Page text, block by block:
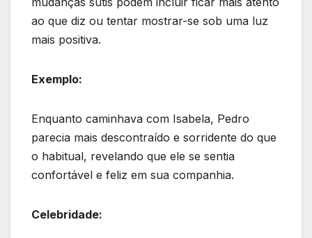
ao que diz ou tentar mostrar-se sob uma luz
mais positiva.
Exemplo:
Enquanto caminhava com Isabela, Pedro
parecia mais descontraído e sorridente do que
o habitual, revelando que ele se sentia
confortável e feliz em sua companhia.
Celebridade: